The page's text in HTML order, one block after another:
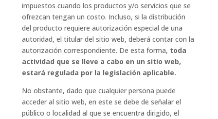
impuestos cuando los productos y/o servicios que se
ofrezcan tengan un costo. Incluso, si la distribución
del producto requiere autorización especial de una
autoridad, el titular del sitio web, deberá contar con la
autorización correspondiente. De esta forma, toda
actividad que se lleve a cabo en un sitio web,
estará regulada por la legislación aplicable.
No obstante, dado que cualquier persona puede
acceder al sitio web, en este se debe de señalar el
público o localidad al que se encuentra dirigido, el